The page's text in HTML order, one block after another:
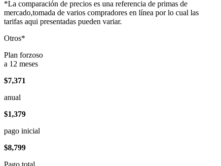
*La comparación de precios es una referencia de primas de
mercado,tomada de varios compradores en línea por lo cual las
tarifas aqui presentadas pueden variar.
Otros*
Plan forzoso
a 12 meses
$7,371
anual
$1,379
pago inicial
$8,799
Pago total